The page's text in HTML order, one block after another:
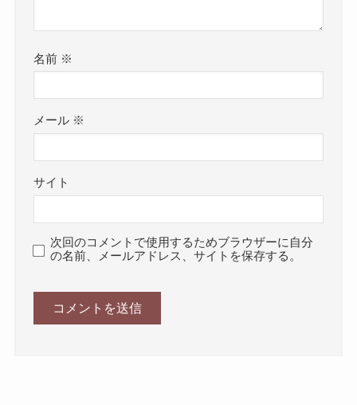
名前 ※
メール ※
サイト
次回のコメントで使用するためブラウザーに自分
の名前、メールアドレス、サイトを保存する。